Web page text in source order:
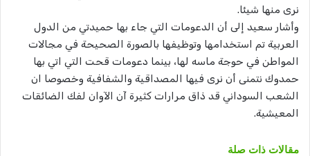
نرى منها شيئا.
وأشار سعيد إلى أن الدعومات التي جاء بها حميدتي من الدول
العربية تم استخدامها وتوظيفها بالصورة الصحيحة في مجالات
المواطن في حوجة ماسه لها، بينما دعومات قحت التي اتي بها
حمدوك نتمنى أن نرى فيها المصداقية والشفافية وخصوصا ان
الشعب السوداني قد ذاق مرارات كثيرة آن الآوان لفك الضائقات
المعيشية.
مقالات ذات صلة